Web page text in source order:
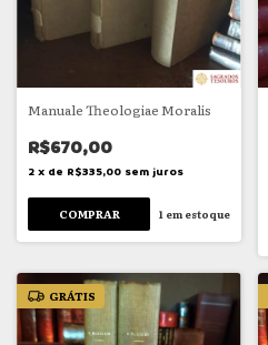
Manuale Theologiae Moralis
R$670,00
2 x de R$335,00 sem juros
1 em estoque
GRÁTIS